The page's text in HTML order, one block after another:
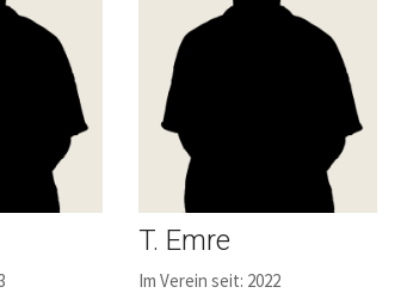
T. Emre
Im Verein seit: 2022